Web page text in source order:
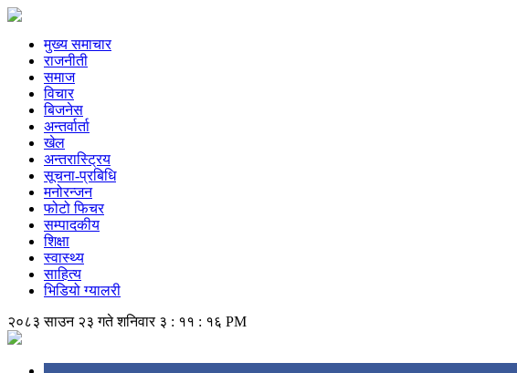
मुख्य समाचार
राजनीती
समाज
विचार
बिजनेस
अन्तर्वार्ता
खेल
अन्तरास्ट्रिय
सूचना-प्रबिधि
मनोरन्जन
फोटो फिचर
सम्पादकीय
शिक्षा
स्वास्थ्य
साहित्य
भिडियो ग्यालरी
२०८३ साउन २३ गते शनिवार ३ : ११ : १७ PM